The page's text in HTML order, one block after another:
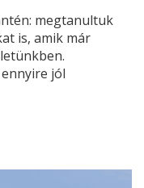
megtanultuk
is, amik már
jól